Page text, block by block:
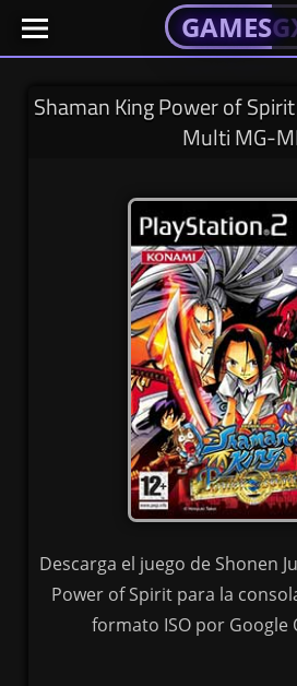
Skip
GAMESGX
El
portal
tus
GAMES
GAMESGX
El
portal
tus
Shaman King Power of
Multi MG-
Descarga el juego de Shonen
Power of Spirit para la
formato ISO por Google